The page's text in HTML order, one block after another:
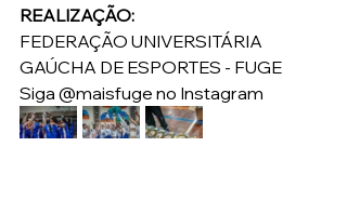
REALIZAÇÃO:
FEDERAÇÃO UNIVERSITÁRIA
GAÚCHA DE ESPORTES - FUGE
Siga @maisfuge no Instagram